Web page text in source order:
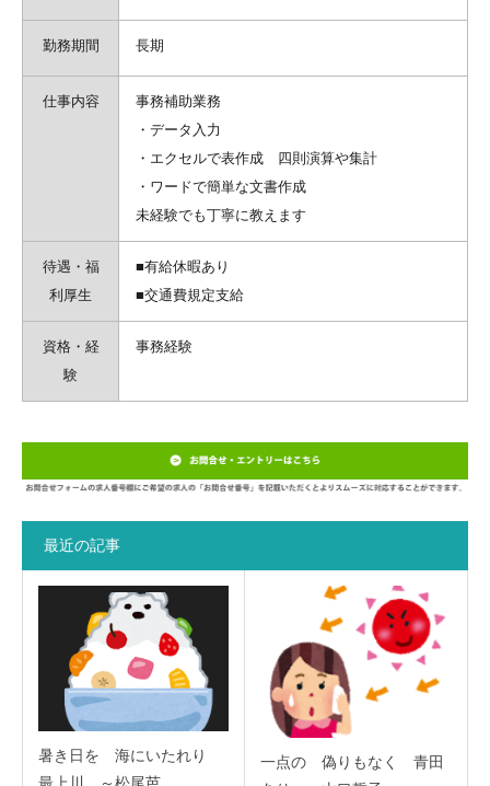
勤務期間 長期
仕事内容
事務補助業務
・データ入力
・エクセルで表作成 四則演算や集計
・ワードで簡単な文書作成
未経験でも丁寧に教えます
待遇・福
利厚生
■有給休暇あり
■交通費規定支給
資格・経
験
事務経験
最近の記事
暑き日を 海にいたれり
一点の 偽りもなく 青田